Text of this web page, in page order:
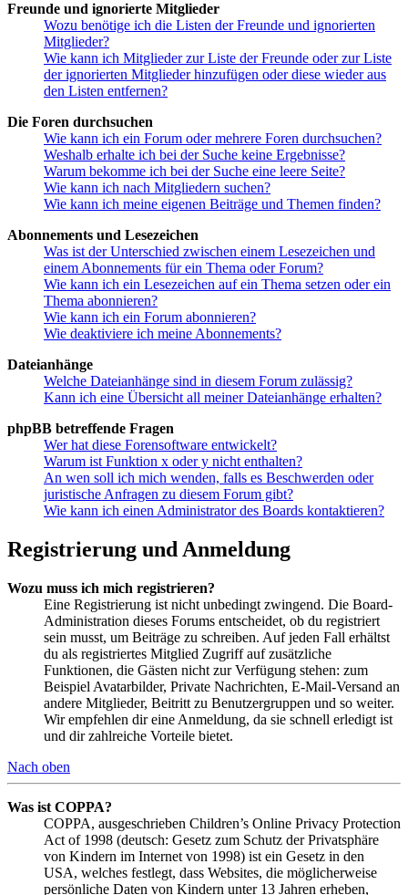
Freunde und ignorierte Mitglieder
Wozu benötige ich die Listen der Freunde und ignorierten
Mitglieder?
Wie kann ich Mitglieder zur Liste der Freunde oder zur Liste
der ignorierten Mitglieder hinzufügen oder diese wieder aus
den Listen entfernen?
Die Foren durchsuchen
Wie kann ich ein Forum oder mehrere Foren durchsuchen?
Weshalb erhalte ich bei der Suche keine Ergebnisse?
Warum bekomme ich bei der Suche eine leere Seite?
Wie kann ich nach Mitgliedern suchen?
Wie kann ich meine eigenen Beiträge und Themen finden?
Abonnements und Lesezeichen
Was ist der Unterschied zwischen einem Lesezeichen und
einem Abonnements für ein Thema oder Forum?
Wie kann ich ein Lesezeichen auf ein Thema setzen oder ein
Thema abonnieren?
Wie kann ich ein Forum abonnieren?
Wie deaktiviere ich meine Abonnements?
Dateianhänge
Welche Dateianhänge sind in diesem Forum zulässig?
Kann ich eine Übersicht all meiner Dateianhänge erhalten?
phpBB betreffende Fragen
Wer hat diese Forensoftware entwickelt?
Warum ist Funktion x oder y nicht enthalten?
An wen soll ich mich wenden, falls es Beschwerden oder
juristische Anfragen zu diesem Forum gibt?
Wie kann ich einen Administrator des Boards kontaktieren?
Registrierung und Anmeldung
Wozu muss ich mich registrieren?
Eine Registrierung ist nicht unbedingt zwingend. Die Board-
Administration dieses Forums entscheidet, ob du registriert
sein musst, um Beiträge zu schreiben. Auf jeden Fall erhältst
du als registriertes Mitglied Zugriff auf zusätzliche
Funktionen, die Gästen nicht zur Verfügung stehen: zum
Beispiel Avatarbilder, Private Nachrichten, E-Mail-Versand an
andere Mitglieder, Beitritt zu Benutzergruppen und so weiter.
Wir empfehlen dir eine Anmeldung, da sie schnell erledigt ist
und dir zahlreiche Vorteile bietet.
Nach oben
Was ist COPPA?
COPPA, ausgeschrieben Children’s Online Privacy Protection
Act of 1998 (deutsch: Gesetz zum Schutz der Privatsphäre
von Kindern im Internet von 1998) ist ein Gesetz in den
USA, welches festlegt, dass Websites, die möglicherweise
persönliche Daten von Kindern unter 13 Jahren erheben,